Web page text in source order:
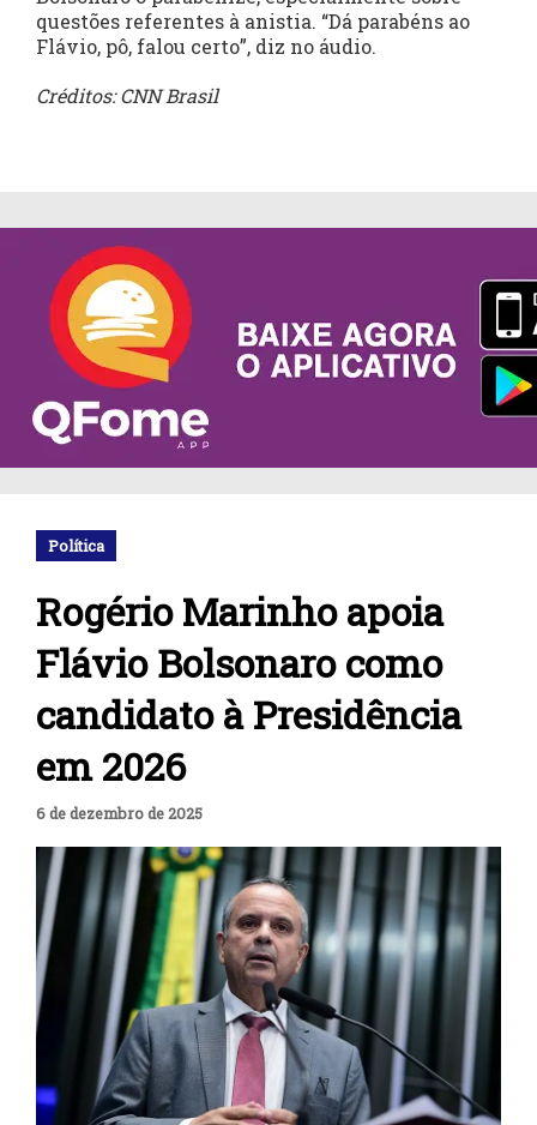
questões referentes à anistia. “Dá parabéns ao
Flávio, pô, falou certo”, diz no áudio.
Créditos: CNN Brasil
Política
Rogério Marinho apoia
Flávio Bolsonaro como
candidato à Presidência
em 2026
6 de dezembro de 2025